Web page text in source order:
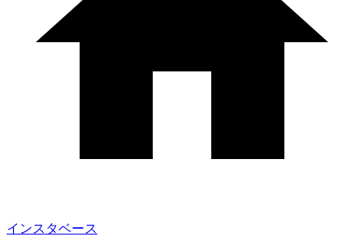
インスタベース